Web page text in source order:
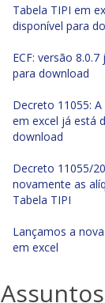
Tabela TIPI em
disponível para
ECF: versão
para download
Decreto 11055:
em excel já está
download
Decreto 11055/
novamente as
Tabela TIPI
Lançamos a
em excel
Assuntos